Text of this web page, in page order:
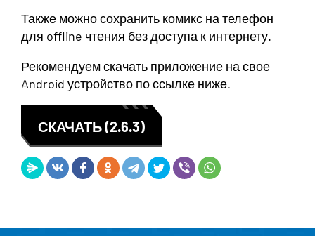
Также можно сохранить комикс на телефон
для offline чтения без доступа к интернету.
Рекомендуем скачать приложение на свое
Android устройство по ссылке ниже.
СКАЧАТЬ (2.6.3)